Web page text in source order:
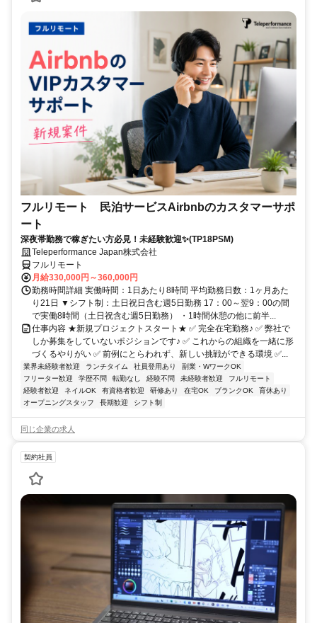
フルリモート 民泊サービスAirbnbのカスタマーサポ
ート
深夜帯勤務で稼ぎたい方必見！未経験歓迎✨(TP18PSM)
Teleperformance Japan株式会社
フルリモート
月給330,000円～360,000円
勤務時間詳細 実働時間：1日あたり8時間 平均勤務日数：1ヶ月あた
り21日 ▼シフト制：土日祝日含む週5日勤務 17：00～翌9：00の間
で実働8時間（土日祝含む週5日勤務） ・1時間休憩の他に前半...
仕事内容 ★新規プロジェクトスタート★ ✅ 完全在宅勤務♪ ✅ 弊社で
しか募集をしていないポジションです♪ ✅ これからの組織を一緒に形
づくるやりがい ✅ 前例にとらわれず、新しい挑戦ができる環境 ✅...
業界未経験者歓迎 ランチタイム 社員登用あり
副業・WワークOK
フリーター歓迎
学歴不問 転勤なし 経験不問 未経験者歓迎
フルリモート
経験者歓迎
ネイルOK 有資格者歓迎 研修あり 在宅OK ブランクOK
育休あり
オープニングスタッフ
長期歓迎 シフト制
同じ企業の求人
契約社員